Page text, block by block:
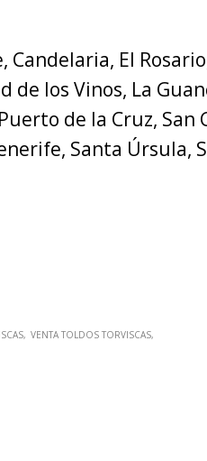
El
los Vinos, La
de la Cruz,
Santa
VENTA TOLDOS TORVISCAS